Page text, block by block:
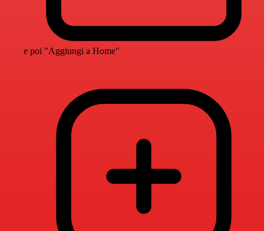
e poi "Aggiungi a Home"